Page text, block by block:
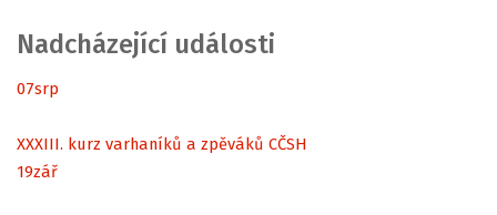
Nadcházející události
07srp
XXXIII. kurz varhaníků a zpěváků CČSH
19zář